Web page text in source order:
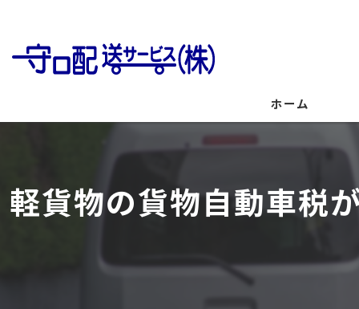
ホーム
軽貨物の貨物自動車税